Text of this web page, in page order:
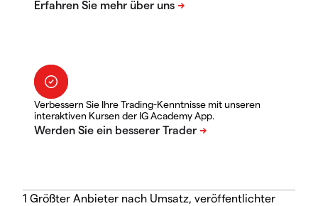
Verbessern Sie Ihre Trading-Kenntnisse mit unseren
interaktiven Kursen der IG Academy App.
1 Größter Anbieter nach Umsatz, veröffentlichter